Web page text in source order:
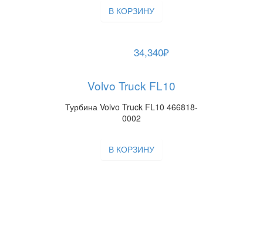
В КОРЗИНУ
34,340₽
Volvo Truck FL10
Турбина Volvo Truck FL10 466818-
0002
В КОРЗИНУ